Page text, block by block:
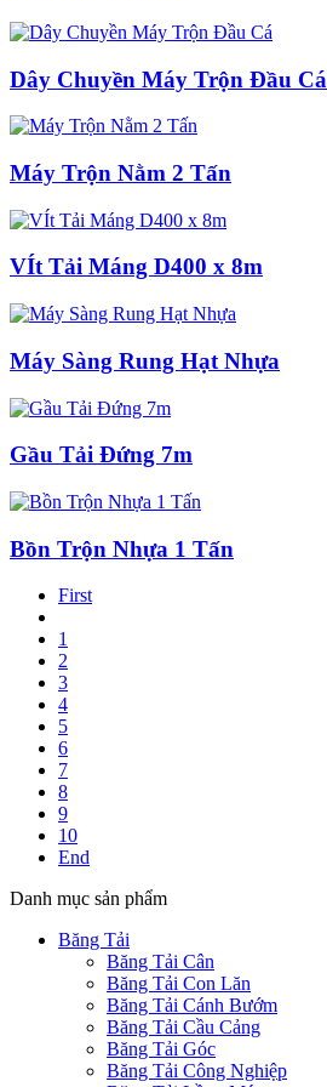
Dây Chuyền Máy Trộn Đầu Cá
Máy Trộn Nằm 2 Tấn
VÍt Tải Máng D400 x 8m
Máy Sàng Rung Hạt Nhựa
Gầu Tải Đứng 7m
Bồn Trộn Nhựa 1 Tấn
First
1
2
3
4
5
6
7
8
9
10
End
Danh mục sản phẩm
Băng Tải
Băng Tải Cân
Băng Tải Con Lăn
Băng Tải Cánh Bướm
Băng Tải Cầu Cảng
Băng Tải Góc
Băng Tải Công Nghiệp